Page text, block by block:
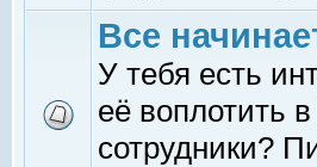
Все
У тебя есть
её воплотить
сотрудники?